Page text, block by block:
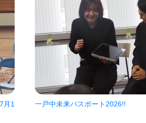
月1
一戸中未来パスポート2026!!